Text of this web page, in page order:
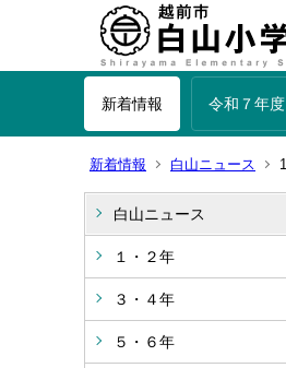
新着情報 令和７年度
新着情報 白山ニュース
白山ニュース
１・２年
３・４年
５・６年